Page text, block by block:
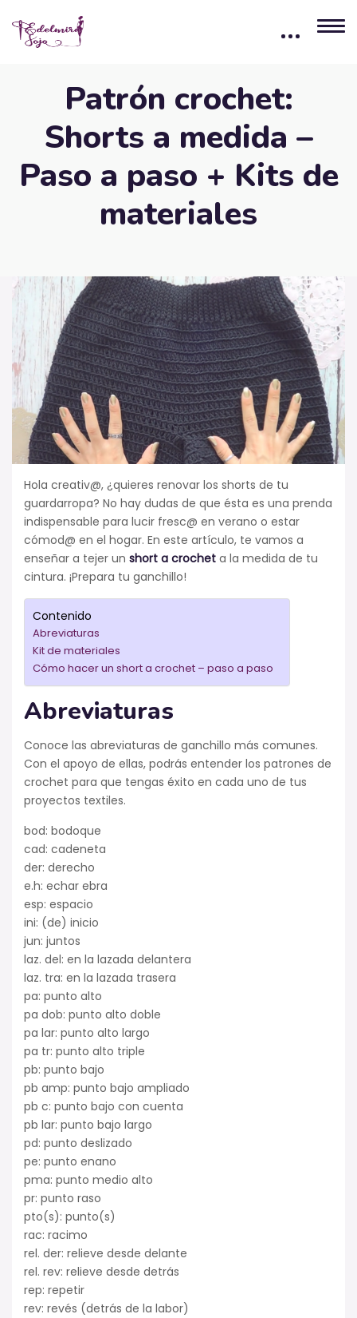
Patrón crochet:
Shorts a medida –
Paso a paso + Kits de
materiales
Hola creativ@, ¿quieres renovar los shorts de tu
guardarropa? No hay dudas de que ésta es una prenda
indispensable para lucir fresc@ en verano o estar
cómod@ en el hogar. En este artículo, te vamos a
enseñar a tejer un short a crochet a la medida de tu
cintura. ¡Prepara tu ganchillo!
Contenido
Abreviaturas
Kit de materiales
Cómo hacer un short a crochet – paso a paso
Abreviaturas
Conoce las abreviaturas de ganchillo más comunes.
Con el apoyo de ellas, podrás entender los patrones de
crochet para que tengas éxito en cada uno de tus
proyectos textiles.
bod: bodoque
cad: cadeneta
der: derecho
e.h: echar ebra
esp: espacio
ini: (de) inicio
jun: juntos
laz. del: en la lazada delantera
laz. tra: en la lazada trasera
pa: punto alto
pa dob: punto alto doble
pa lar: punto alto largo
pa tr: punto alto triple
pb: punto bajo
pb amp: punto bajo ampliado
pb c: punto bajo con cuenta
pb lar: punto bajo largo
pd: punto deslizado
pe: punto enano
pma: punto medio alto
pr: punto raso
pto(s): punto(s)
rac: racimo
rel. der: relieve desde delante
rel. rev: relieve desde detrás
rep: repetir
rev: revés (detrás de la labor)